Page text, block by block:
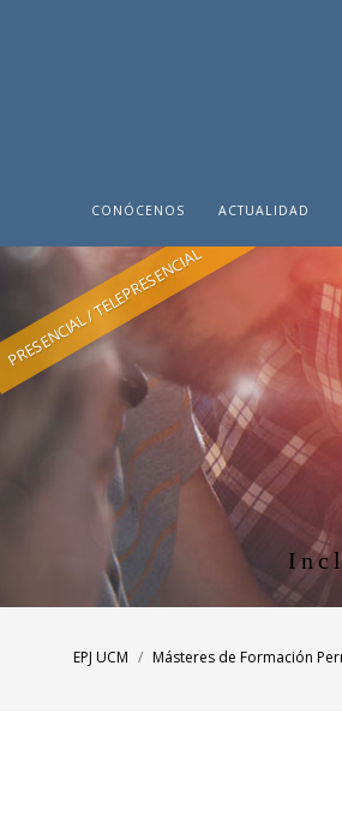
CONÓCENOS ACTUALIDAD
PRESENCIAL / TELEPRESENCIAL
Inc
EPJ UCM Másteres de Formación